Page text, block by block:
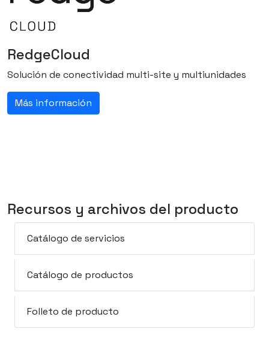
RedgeCloud
Solución de conectividad multi-site y multiunidades
Más información
Recursos y archivos del producto
Catálogo de servicios
Catálogo de productos
Folleto de producto